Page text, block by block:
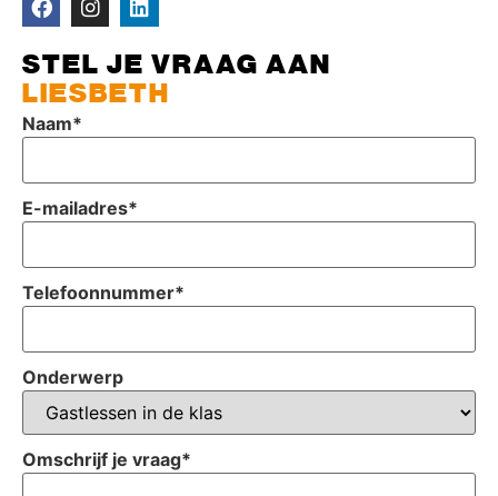
STEL JE VRAAG AAN
LIESBETH
Naam*
E-mailadres*
Telefoonnummer*
Onderwerp
Omschrijf je vraag*